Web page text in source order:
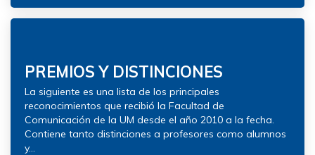
PREMIOS Y DISTINCIONES
La siguiente es una lista de los principales
reconocimientos que recibió la Facultad de
Comunicación de la UM desde el año 2010 a la fecha.
Contiene tanto distinciones a profesores como alumnos
y...